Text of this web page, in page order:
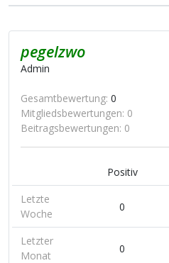
pegelzwo
Admin
Gesamtbewertung: 0
Mitgliedsbewertungen: 0
Beitragsbewertungen: 0
Positiv
Letzte
Woche
0
Letzter
Monat
0